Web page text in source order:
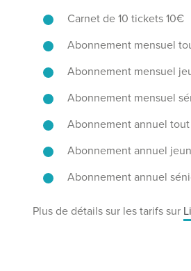
Carnet de 10 tickets 10€
Abonnement mensuel
Abonnement mensuel
Abonnement mensuel
Abonnement annuel
Abonnement annuel
Abonnement annuel
Plus de détails sur les tarifs sur